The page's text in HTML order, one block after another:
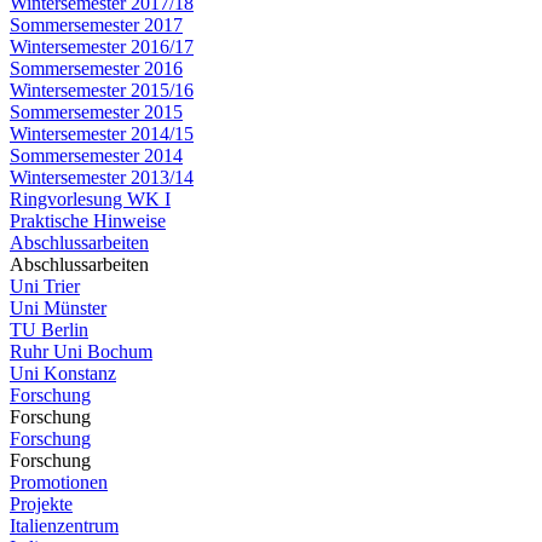
Sommersemester 2017
Wintersemester 2016/17
Sommersemester 2016
Wintersemester 2015/16
Sommersemester 2015
Wintersemester 2014/15
Sommersemester 2014
Wintersemester 2013/14
Ringvorlesung WK I
Praktische Hinweise
Abschlussarbeiten
Abschlussarbeiten
Uni Trier
Uni Münster
TU Berlin
Ruhr Uni Bochum
Uni Konstanz
Forschung
Forschung
Forschung
Forschung
Promotionen
Projekte
Italienzentrum